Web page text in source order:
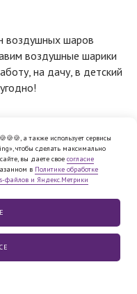
воздушных шаров
воздушные шарики
на дачу, в детский
а также использует сервисы
чтобы сделать максимально
вы даете свое согласие
в Политике обработке
файлов и Яндекс.Метрики